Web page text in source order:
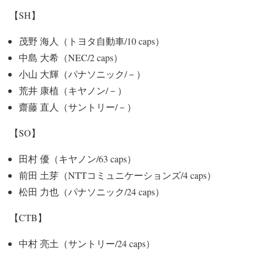
【SH】
茂野 海人（トヨタ自動車/10 caps）
中島 大希（NEC/2 caps）
小山 大輝（パナソニック/－）
荒井 康植（キヤノン/－）
齋藤 直人（サントリー/－）
【SO】
田村 優（キヤノン/63 caps）
前田 土芽（NTTコミュニケーションズ/4 caps）
松田 力也（パナソニック/24 caps）
【CTB】
中村 亮土（サントリー/24 caps）